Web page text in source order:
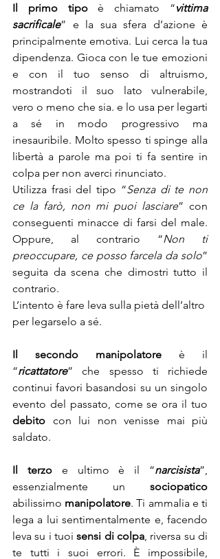
Il primo tipo è chiamato “vittima
sacrificale” e la sua sfera d’azione è
principalmente emotiva. Lui cerca la tua
dipendenza. Gioca con le tue emozioni
e con il tuo senso di altruismo,
mostrandoti il suo lato vulnerabile,
vero o meno che sia. e lo usa per legarti
a sé in modo progressivo ma
inesauribile. Molto spesso ti spinge alla
libertà a parole ma poi ti fa sentire in
colpa per non averci rinunciato.
Utilizza frasi del tipo “Senza di te non
ce la farò, non mi puoi lasciare” con
conseguenti minacce di farsi del male.
Oppure, al contrario “Non ti
preoccupare, ce posso farcela da solo”
seguita da scena che dimostri tutto il
contrario.
L’intento è fare leva sulla pietà dell’altro
per legarselo a sé.
Il secondo manipolatore è il
“ricattatore” che spesso ti richiede
continui favori basandosi su un singolo
debito con lui non venisse mai più
saldato.
Il terzo e ultimo è il “narcisista”,
essenzialmente un sociopatico
abilissimo manipolatore. Ti ammalia e ti
lega a lui sentimentalmente e, facendo
leva su i tuoi sensi di colpa, riversa su di
te tutti i suoi errori. È impossibile,